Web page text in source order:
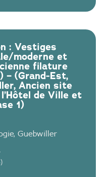
: Vestiges
moderne et
filature
– (Grand-Est,
Ancien site
de Ville et
1)
, Guebwiller
)